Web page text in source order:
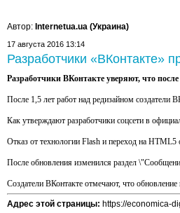
Автор: Internetua.ua (Украина)
17 августа 2016 13:14
Разработчики «ВКонтакте»
Разработчики ВКонтакте уверяют, что
После 1,5 лет работ над редизайном создатели
Как утверждают разработчики соцсети в
Отказ от технологии Flash и переход на
После обновления изменился раздел
Создатели ВКонтакте отмечают, что
Адрес этой страницы: https://economica-